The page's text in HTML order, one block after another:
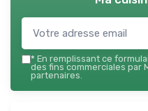
* En remplissant ce
des fins commerciales par
partenaires.